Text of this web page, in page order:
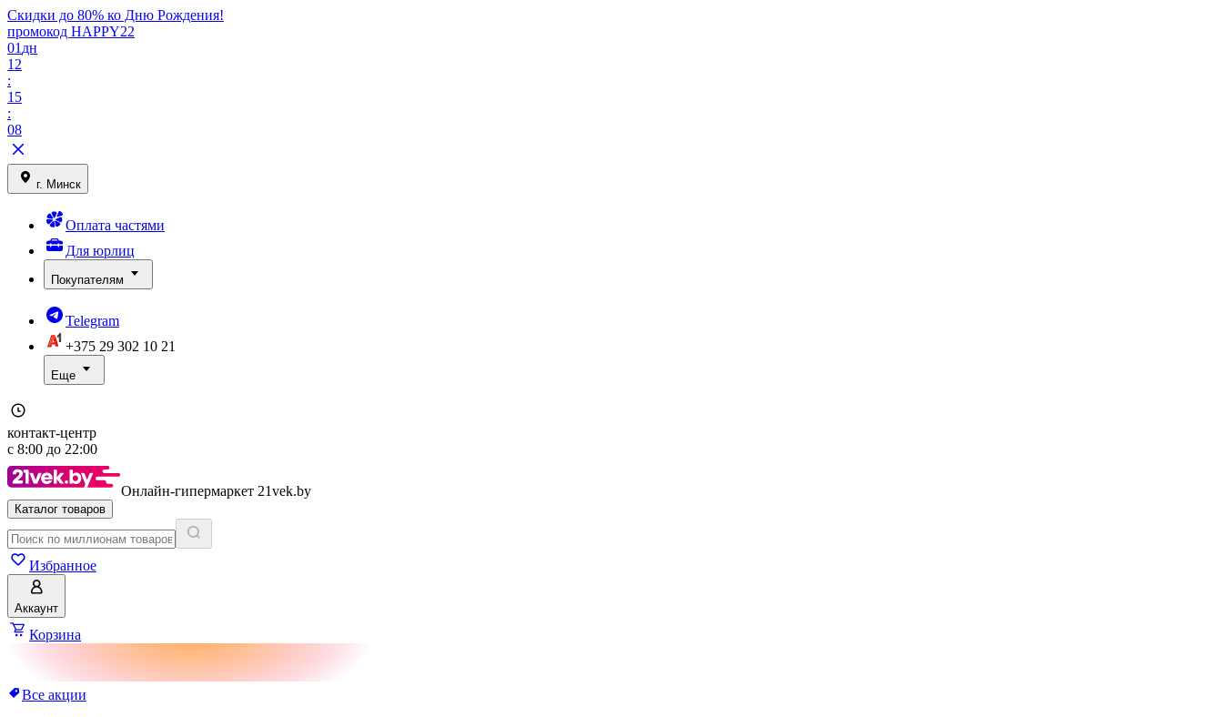
Скидки до 80% ко Дню Рождения!
промокод HAPPY22
01 дн
12
:
15
:
08
г. Минск
Оплата частями
Для юрлиц
Покупателям
Telegram
+375 29 302 10 21
Еще
контакт-центр
с 8:00 до 22:00
Онлайн-гипермаркет 21vek.by
Каталог товаров
Избранное
Аккаунт
Корзина
Все акции